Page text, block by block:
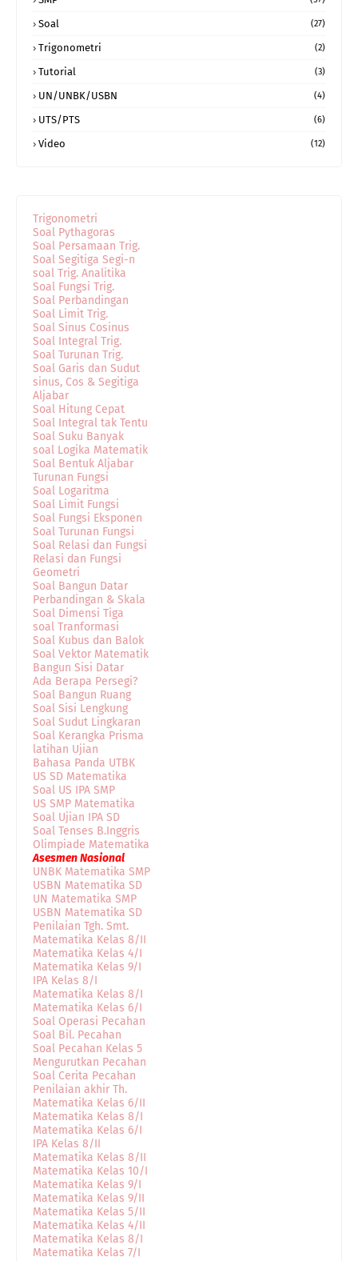
Soal (27)
Trigonometri (2)
Tutorial (3)
UN/UNBK/USBN (4)
UTS/PTS (6)
Video (12)
Trigonometri
Soal Pythagoras
Soal Persamaan Trig.
Soal Segitiga Segi-n
soal Trig. Analitika
Soal Fungsi Trig.
Soal Perbandingan
Soal Limit Trig.
Soal Sinus Cosinus
Soal Integral Trig.
Soal Turunan Trig.
Soal Garis dan Sudut
sinus, Cos & Segitiga
Aljabar
Soal Hitung Cepat
Soal Integral tak Tentu
Soal Suku Banyak
soal Logika Matematik
Soal Bentuk Aljabar
Turunan Fungsi
Soal Logaritma
Soal Limit Fungsi
Soal Fungsi Eksponen
Soal Turunan Fungsi
Soal Relasi dan Fungsi
Relasi dan Fungsi
Geometri
Soal Bangun Datar
Perbandingan & Skala
Soal Dimensi Tiga
soal Tranformasi
Soal Kubus dan Balok
Soal Vektor Matematik
Bangun Sisi Datar
Ada Berapa Persegi?
Soal Bangun Ruang
Soal Sisi Lengkung
Soal Sudut Lingkaran
Soal Kerangka Prisma
latihan Ujian
Bahasa Panda UTBK
US SD Matematika
Soal US IPA SMP
US SMP Matematika
Soal Ujian IPA SD
Soal Tenses B.Inggris
Olimpiade Matematika
Asesmen Nasional
UNBK Matematika SMP
USBN Matematika SD
UN Matematika SMP
USBN Matematika SD
Penilaian Tgh. Smt.
Matematika Kelas 8/II
Matematika Kelas 4/I
Matematika Kelas 9/I
IPA Kelas 8/I
Matematika Kelas 8/I
Matematika Kelas 6/I
Soal Operasi Pecahan
Soal Bil. Pecahan
Soal Pecahan Kelas 5
Mengurutkan Pecahan
Soal Cerita Pecahan
Penilaian akhir Th.
Matematika Kelas 6/II
Matematika Kelas 8/I
Matematika Kelas 6/I
IPA Kelas 8/II
Matematika Kelas 8/II
Matematika Kelas 10/I
Matematika Kelas 9/I
Matematika Kelas 9/II
Matematika Kelas 5/II
Matematika Kelas 4/II
Matematika Kelas 8/I
Matematika Kelas 7/I